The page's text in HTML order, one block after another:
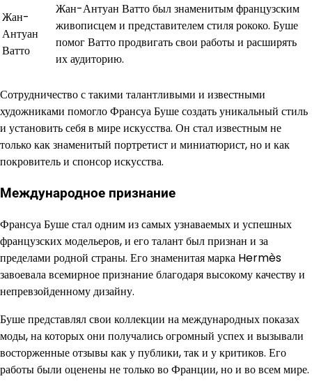
Жан-
Антуан
Ватто
Жан-Антуан Ватто был знаменитым французским
живописцем и представителем стиля рококо. Буше
помог Ватто продвигать свои работы и расширять
их аудиторию.
Сотрудничество с такими талантливыми и известными
художниками помогло Франсуа Буше создать уникальный стиль
и установить себя в мире искусства. Он стал известным не
только как знаменитый портретист и миниатюрист, но и как
покровитель и спонсор искусства.
Международное признание
Франсуа Буше стал одним из самых узнаваемых и успешных
французских модельеров, и его талант был признан и за
пределами родной страны. Его знаменитая марка Hermès
завоевала всемирное признание благодаря высокому качеству и
непревзойденному дизайну.
Буше представлял свои коллекции на международных показах
моды, на которых они получались огромный успех и вызывали
восторженные отзывы как у публики, так и у критиков. Его
работы были оценены не только во Франции, но и во всем мире.